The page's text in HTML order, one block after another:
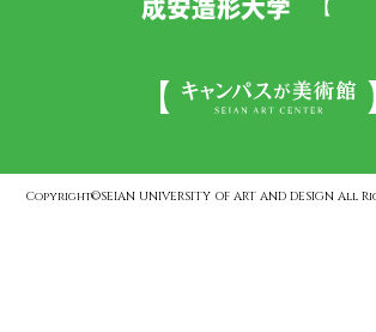
Copyright©SEIAN UNIVERSITY OF ART AND DESIGN All